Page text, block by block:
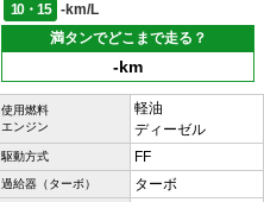
10・15
-km/L
満タンでどこまで走る？
-km
使用燃料
エンジン
軽油
ディーゼル
駆動方式 FF
過給器（ターボ） ターボ